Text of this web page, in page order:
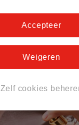
Zelf cookies
Weigeren
Accepteer